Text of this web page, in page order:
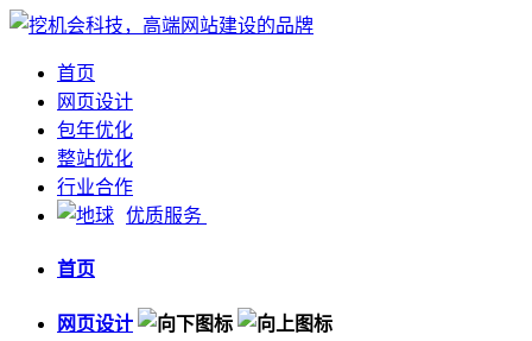
首页
网页设计
包年优化
整站优化
行业合作
优质服务
首页
网页设计